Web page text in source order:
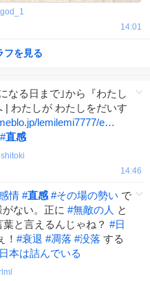
14:01
フを見る
なる日まで｣から『わたし
| わたしが わたしをだいす
lemilemi7777/e…
#直感
14:46
情 #直感 #その場の勢い で
ない。正に #無敵の人 と
と言えるんじゃね？ #日
！ #衰退 #凋落 #没落 する
本は詰んでいる